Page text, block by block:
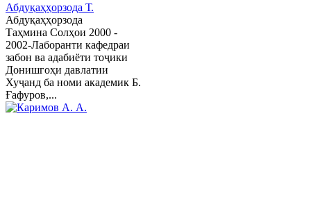
Абдуқаҳҳорзода Т.
Абдуқаҳҳорзода
Таҳмина Солҳои 2000 -
2002-Лаборанти кафедраи
забон ва адабиёти тоҷики
Донишгоҳи давлатии
Хуҷанд ба номи академик Б.
Ғафуров,...